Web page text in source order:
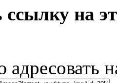
ссылку на